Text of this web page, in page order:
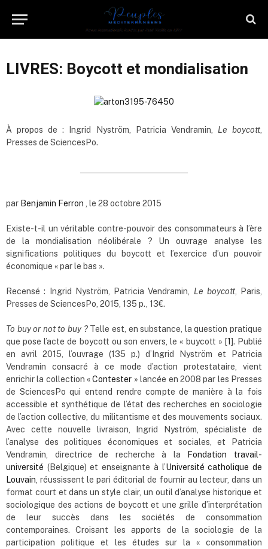
LIVRES: Boycott et mondialisation
À propos de : Ingrid Nyström, Patricia Vendramin, Le boycott,
Presses de SciencesPo.
par Benjamin Ferron , le 28 octobre 2015
Existe-t-il un véritable contre-pouvoir des consommateurs à l’ère
de la mondialisation néolibérale ? Un ouvrage analyse les
significations politiques du boycott et l’exercice d’un pouvoir
économique « par le bas ».
Recensé : Ingrid Nyström, Patricia Vendramin, Le boycott, Paris,
Presses de SciencesPo, 2015, 135 p., 13€.
To buy or not to buy ?Telle est, en substance, la question pratique
que pose l’acte de boycott ou son envers, le « buycott » [1]. Publié
en avril 2015, l’ouvrage (135 p.) d’Ingrid Nyström et Patricia
Vendramin consacré à ce mode d’action protestataire, vient
enrichir la collection «Contester » lancée en 2008 par les Presses
de SciencesPo qui entend rendre compte de manière à la fois
accessible et synthétique de l’état des recherches en sociologie
de l’action collective, du militantisme et des mouvements sociaux.
Avec cette nouvelle livraison, Ingrid Nyström, spécialiste de
l’analyse des politiques économiques et sociales, et Patricia
Vendramin, directrice de recherche à la
Fondation travail-
université (Belgique) et enseignante à l’Université catholique de
Louvain , réussissent le pari éditorial de fournir au lecteur, dans un
format court et dans un style clair, un outil d’analyse historique et
sociologique des actions de boycott et une grille d’interprétation
de leur succès dans les sociétés de consommation
contemporaines. Croisant les apports de la sociologie de la
participation politique et les études sur la « consommation